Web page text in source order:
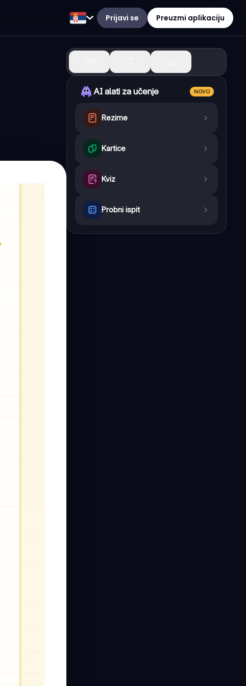
Prijavi se Preuzmi aplikaciju
AI alati za učenje NOVO
Rezime
Kartice
Kviz
Probni ispit